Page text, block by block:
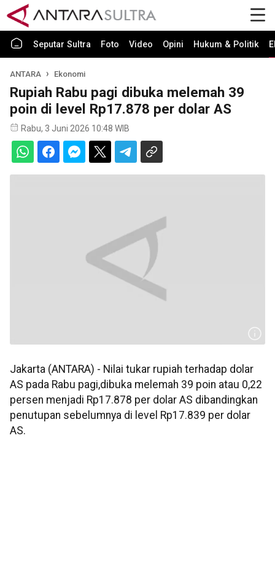
Seputar Sultra Foto Video Opini Hukum & Politik
ANTARA Ekonomi
Rupiah Rabu pagi dibuka melemah 39
poin di level Rp17.878 per dolar AS
Rabu, 3 Juni 2026 10:48 WIB
Jakarta (ANTARA) - Nilai tukar rupiah terhadap dolar
AS pada Rabu pagi,dibuka melemah 39 poin atau 0,22
persen menjadi Rp17.878 per dolar AS dibandingkan
penutupan sebelumnya di level Rp17.839 per dolar
AS.